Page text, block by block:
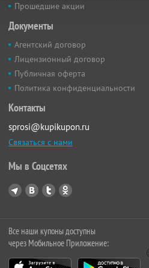
Прошедшие акции
Документы
Агентский договор
Лицензионный договор
Публичная оферта
Политика конфиденциальности
Контакты
sprosi@kupikupon.ru
Связаться с нами
Мы в Соцсетях
Все наши купоны доступны
через Мобильное Приложение: